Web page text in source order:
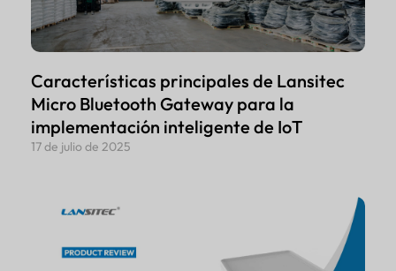
Características principales de Lansitec
Micro Bluetooth Gateway para la
implementación inteligente de IoT
17 de julio de 2025